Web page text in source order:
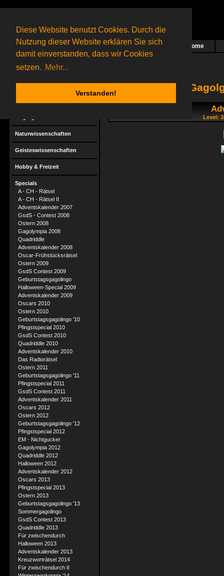
Diese Website benutzt Cookies. Durch die
Nutzung dieser Website erklären Sie sich
damit einverstanden, dass wir Cookies
setzen. Mehr...
Verstanden!
Das nächste Rätsel ist in Arbeit Home
61 Gagolganeronline(0 registrierte und 61 Gäste)
Gagolganer:
9732Rätsel online:
Naturwissenschaften
Geisteswissenschaften
Hobby & Freizeit
Specials
A - CH - Rätsel
A - CH - Rätsel II
Adventskalender 2007
GsdS - Contest 2008
Ostern 2008
Gagolympia 2008
Quadriddle
Adventskalender 2008
Oscar-Frühstücksrätsel
Ostern 2009
GsdS Contest 2009
Geburtstagsgagolingo
Halloween-Special 2009
Adventskalender 2009
Oscars 2010
Ostern 2010
Geburtstagsgagolingo '10
Pfingstspecial 2010
GsdS Contest 2010
Quadriddle 2010
Adventskalender 2010
Das Radiorätsel
Ostern 2011
Geburtstagsgagolingo '11
Pfingstspecial 2011
GsdS Contest 2011
Adventskalender 2011
Oscars 2012
Ostern 2012
Geburtstagsgagolingo '12
Pfingstspecial 2012
EM - Nichtgucker
Gagolympia 2012
Quadriddle 2012
Halloween 2012
Adventskalender 2012
Oscars 2013
Pfingstspecial 2013
Ostern 2013
Geburtstagsgagolingo '13
Sommergagolingo
GsdS Contest 2013
Quadriddle 2013
Für zwischendurch
Halloween 2013
Adventskalender 2013
Kreuzworträtsel 2014
Für zwischendurch II
Level: